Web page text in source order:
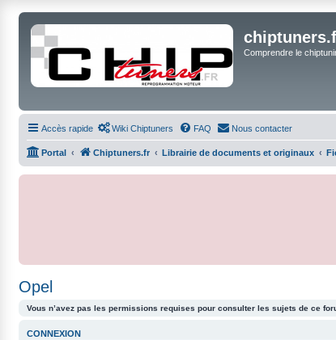
Comprendre le
Accès rapide Wiki Chiptuners FAQ Nous contacter
Portal Chiptuners.fr Librairie de documents et originaux
Opel
Vous n’avez pas les permissions requises pour consulter les sujets de ce
CONNEXION